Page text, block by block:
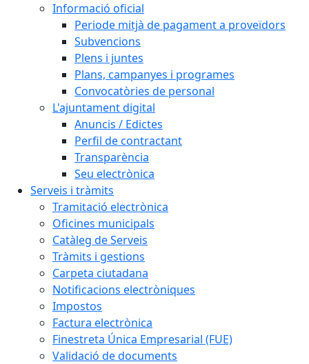
Informació oficial
Periode mitjà de pagament a proveïdors
Subvencions
Plens i juntes
Plans, campanyes i programes
Convocatòries de personal
L'ajuntament digital
Anuncis / Edictes
Perfil de contractant
Transparència
Seu electrònica
Serveis i tràmits
Tramitació electrònica
Oficines municipals
Catàleg de Serveis
Tràmits i gestions
Carpeta ciutadana
Notificacions electròniques
Impostos
Factura electrònica
Finestreta Única Empresarial (FUE)
Validació de documents